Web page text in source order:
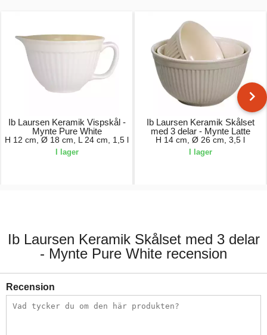
Ib Laursen Keramik Vispskål -
Mynte Pure White
H 12 cm, Ø 18 cm, L 24 cm, 1,5 l
I lager
Ib Laursen Keramik Skålset
med 3 delar - Mynte Latte
H 14 cm, Ø 26 cm, 3,5 l
I lager
Ib Laursen Keramik Skålset med 3 delar
- Mynte Pure White recension
Recension